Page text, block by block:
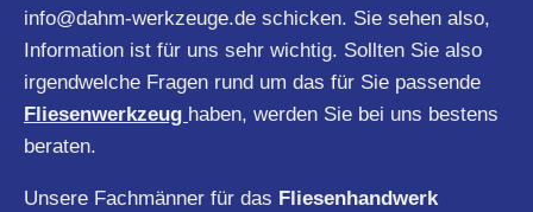
info@dahm-werkzeuge.de schicken. Sie sehen also,
Information ist für uns sehr wichtig. Sollten Sie also
irgendwelche Fragen rund um das für Sie passende
Fliesenwerkzeug haben, werden Sie bei uns bestens
beraten.
Unsere Fachmänner für das Fliesenhandwerk